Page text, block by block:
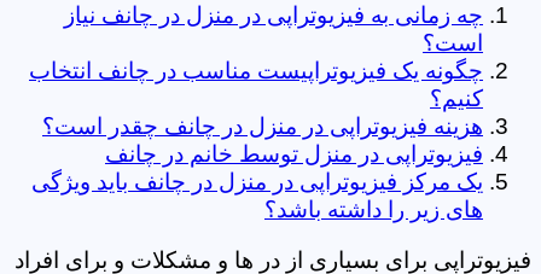
چه زمانی به فیزیوتراپی در منزل در چانف نیاز
است؟
چگونه یک فیزیوتراپیست مناسب در چانف انتخاب
کنیم؟
هزینه فیزیوتراپی در منزل در چانف چقدر است؟
فیزیوتراپی در منزل توسط خانم در چانف
یک مرکز فیزیوتراپی در منزل در چانف باید ویژگی
های زیر را داشته باشد؟
فیزیوتراپی برای بسیاری از در ها و مشکلات و برای افراد